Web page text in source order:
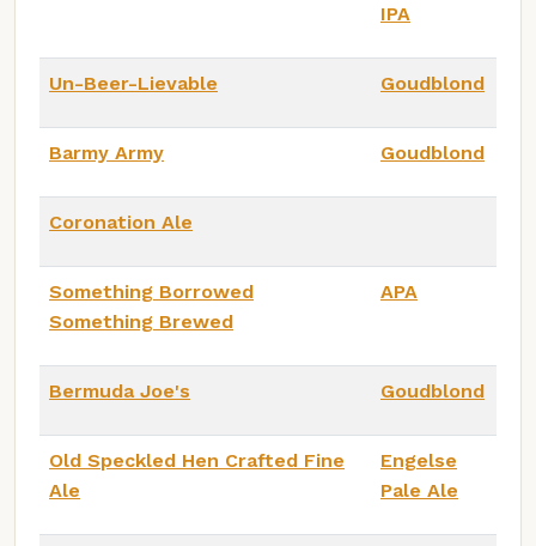
IPA
Un-Beer-Lievable Goudblond
Barmy Army Goudblond
Coronation Ale
Something Borrowed
Something Brewed
APA
Bermuda Joe's Goudblond
Old Speckled Hen Crafted Fine
Ale
Engelse
Pale Ale